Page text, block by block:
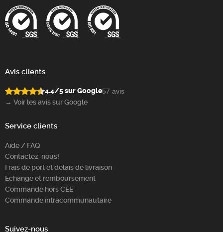
Avis clients
4.4/5 sur Google57 avis
→ Voir les avis sur Google
Service clients
Aide / FAQ
Contactez-nous!
Frais de port et délais de livraison
Echange et remboursement
Commande hors CEE
Commande intracommunautaire
Suivez-nous